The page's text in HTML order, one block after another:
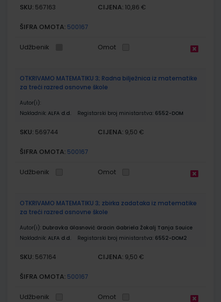
SKU: 567163 CIJENA: 10,86 €
ŠIFRA OMOTA: 500167
Udžbenik Omot
OTKRIVAMO MATEMATIKU 3; Radna bilježnica iz matematike
za treći razred osnovne škole
Autor(i):
Nakladnik: ALFA d.d. Registarski broj ministarstva: 6552-DOM
SKU: 569744 CIJENA: 9,50 €
ŠIFRA OMOTA: 500167
Udžbenik Omot
OTKRIVAMO MATEMATIKU 3; zbirka zadataka iz matematike
za treći razred osnovne škole
Autor(i): Dubravka Glasnović Gracin Gabriela Žokalj Tanja Souice
Nakladnik: ALFA d.d. Registarski broj ministarstva: 6552-DOM2
SKU: 567164 CIJENA: 9,50 €
ŠIFRA OMOTA: 500167
Udžbenik Omot